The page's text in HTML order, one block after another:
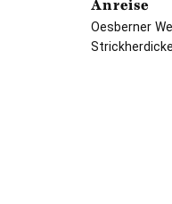
Anreise
Oesberner